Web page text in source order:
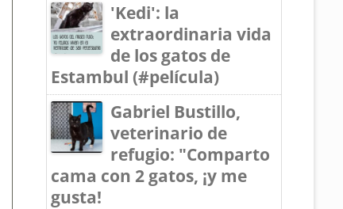
'Kedi': la
extraordinaria vida
de los gatos de
Estambul (#película)
Gabriel Bustillo,
veterinario de
refugio: "Comparto
cama con 2 gatos, ¡y me
gusta!